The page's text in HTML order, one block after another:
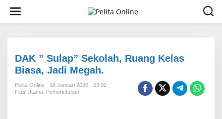
w
DAK ” Sulap” Sekolah, Ruang Kelas
Biasa, Jadi Megah.
Pelita Online
16 Januari 2020 - 23:02
Fitur Utama Pemerintahan